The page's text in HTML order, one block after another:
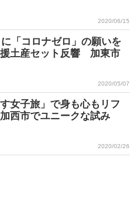
2020/06/15
に「コロナゼロ」の願いを
土産セット反響 加東市
2020/05/07
す女子旅」で身も心もリフ
西市でユニークな試み
2020/02/26